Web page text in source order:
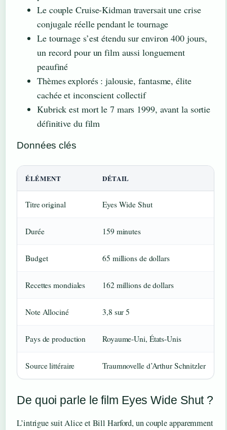
Le couple Cruise-Kidman traversait une crise
conjugale réelle pendant le tournage
Le tournage s’est étendu sur environ 400 jours,
un record pour un film aussi longuement
peaufiné
Thèmes explorés : jalousie, fantasme, élite
cachée et inconscient collectif
Kubrick est mort le 7 mars 1999, avant la sortie
définitive du film
Données clés
ÉLÉMENT DÉTAIL
Titre original Eyes Wide Shut
Durée 159 minutes
Budget 65 millions de dollars
Recettes mondiales 162 millions de dollars
Note Allociné 3,8 sur 5
Pays de production Royaume-Uni, États-Unis
Source littéraire Traumnovelle d’Arthur Schnitzler
De quoi parle le film Eyes Wide Shut ?
L’intrigue suit Alice et Bill Harford, un couple apparemment